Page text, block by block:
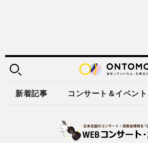
新着記事 コンサート＆イベント